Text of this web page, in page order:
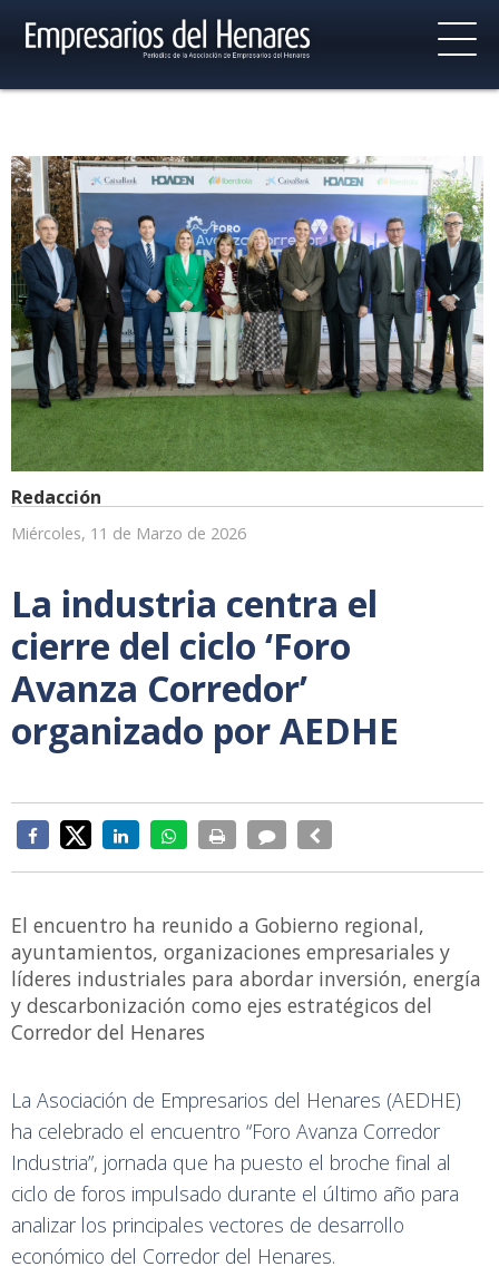
Redacción
Miércoles, 11 de Marzo de 2026
La industria centra el
cierre del ciclo ‘Foro
Avanza Corredor’
organizado por AEDHE
El encuentro ha reunido a Gobierno regional,
ayuntamientos, organizaciones empresariales y
líderes industriales para abordar inversión, energía
y descarbonización como ejes estratégicos del
Corredor del Henares
La Asociación de Empresarios del Henares (AEDHE)
ha celebrado el encuentro “Foro Avanza Corredor
Industria”, jornada que ha puesto el broche final al
ciclo de foros impulsado durante el último año para
analizar los principales vectores de desarrollo
económico del Corredor del Henares.